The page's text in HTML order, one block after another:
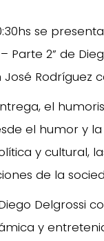
se
Parte 2” de
Rodríguez
el
el humor y
y cultural,
de la
Delgrossi
y